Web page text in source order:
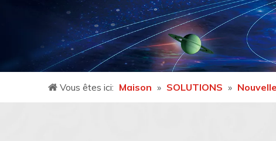
Vous êtes ici: Maison » SOLUTIONS »